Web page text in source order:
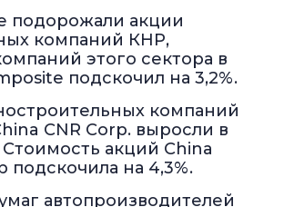
подорожали акции
компаний КНР,
этого сектора в
подскочил на 3,2%.
компаний
CNR Corp. выросли в
Стоимость акций China
подскочила на 4,3%.
автопроизводителей